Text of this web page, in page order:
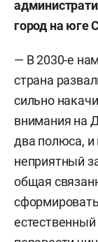
город на юге
— В 2030-е
страна
сильно
внимания на
два полюса, и
неприятный
общая